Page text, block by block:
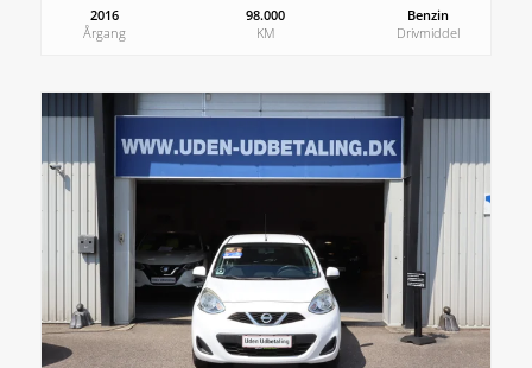
2016
Årgang
98.000
KM
Benzin
Drivmiddel